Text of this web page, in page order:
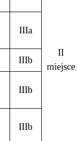
II
miejsce
IIIa
IIIb
IIIb
IIIb